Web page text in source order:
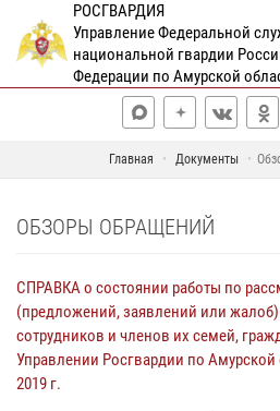
РОСГВАРДИЯ
Управление Федеральной
национальной гвардии
Федерации по Амурской
Главная Документы
ОБЗОРЫ ОБРАЩЕНИЙ
СПРАВКА о состоянии работы по
(предложений, заявлений или
сотрудников и членов их семей,
Управлении Росгвардии по Амурской
2019 г.